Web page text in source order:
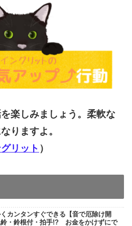
楽しみましょう。柔軟な
りますよ。
リット ）
カンタンすぐできる【音で厄除け開
鈴・鈴根付・拍手!? お金をかけずにで